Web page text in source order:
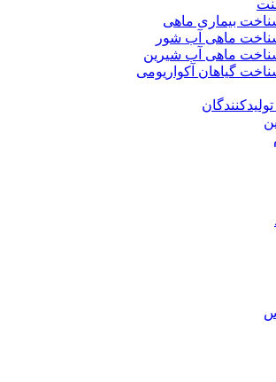
بیماری ماهی
ماهی آب شور
ماهی آب شیرین
گیاهان آکواریومی